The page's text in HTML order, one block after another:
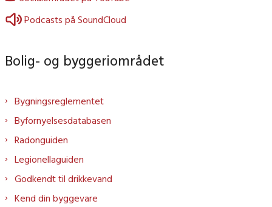
Podcasts på SoundCloud
Bolig- og byggeriområdet
Bygningsreglementet
Byfornyelsesdatabasen
Radonguiden
Legionellaguiden
Godkendt til drikkevand
Kend din byggevare